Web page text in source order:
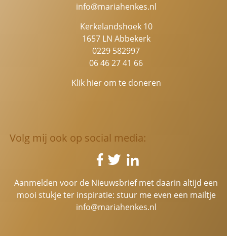
info@mariahenkes.nl
Kerkelandshoek 10
1657 LN Abbekerk
0229 582997
06 46 27 41 66
Klik hier om te doneren
Volg mij ook op social media:
Aanmelden voor de Nieuwsbrief met daarin altijd een
mooi stukje ter inspiratie: stuur me even een mailtje
info@mariahenkes.nl